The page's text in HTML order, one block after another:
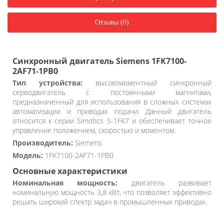
Отзывы (0)
Синхронный двигатель Siemens 1FK7100-
2AF71-1PB0
Тип устройства: высокомоментный синхронный
серводвигатель с постоянными магнитами,
предназначенный для использования в сложных системах
автоматизации и приводах подачи. Данный двигатель
относится к серии Simotics S-1FK7 и обеспечивает точное
управление положением, скоростью и моментом.
Производитель: Siemens
Модель: 1FK7100-2AF71-1PB0
Основные характеристики
Номинальная мощность: двигатель развивает
номинальную мощность 3,8 кВт, что позволяет эффективно
решать широкий спектр задач в промышленных приводах.